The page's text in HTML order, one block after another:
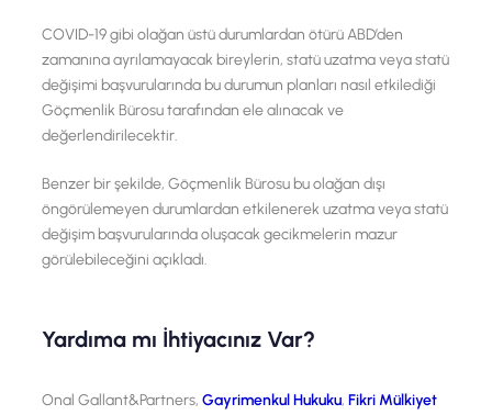
COVID-19 gibi olağan üstü durumlardan ötürü ABD’den
zamanına ayrılamayacak bireylerin, statü uzatma veya statü
değişimi başvurularında bu durumun planları nasıl etkilediği
Göçmenlik Bürosu tarafından ele alınacak ve
değerlendirilecektir.
Benzer bir şekilde, Göçmenlik Bürosu bu olağan dışı
öngörülemeyen durumlardan etkilenerek uzatma veya statü
değişim başvurularında oluşacak gecikmelerin mazur
görülebileceğini açıkladı.
Yardıma mı İhtiyacınız Var?
Onal Gallant&Partners,Gayrimenkul Hukuku,Fikri Mülkiyet